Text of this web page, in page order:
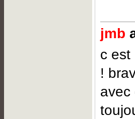
jmb
c est
!
avec